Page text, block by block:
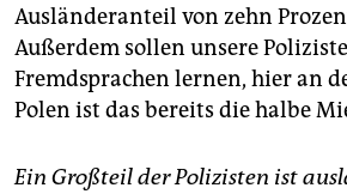
Ausländeranteil von zehn
Außerdem sollen unsere
Fremdsprachen lernen, hier an
Polen ist das bereits die halbe
Ein Großteil der Polizisten ist